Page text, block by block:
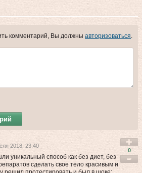
комментарий, Вы должны авторизоваться.
2018, 23:40
уникальный способ как без диет, без
сделать свое тело красивым и
0